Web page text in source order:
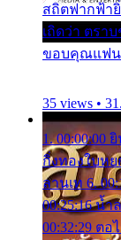
สถิตฟากฟ้า
เถิดว่า ตรา
ขอบคุณแฟนเ
35 views •
1. 00:00:00
กิ่งทองใบหย
ลานเท 6.
00:25:16 น้ำ
00:32:29 ตอ